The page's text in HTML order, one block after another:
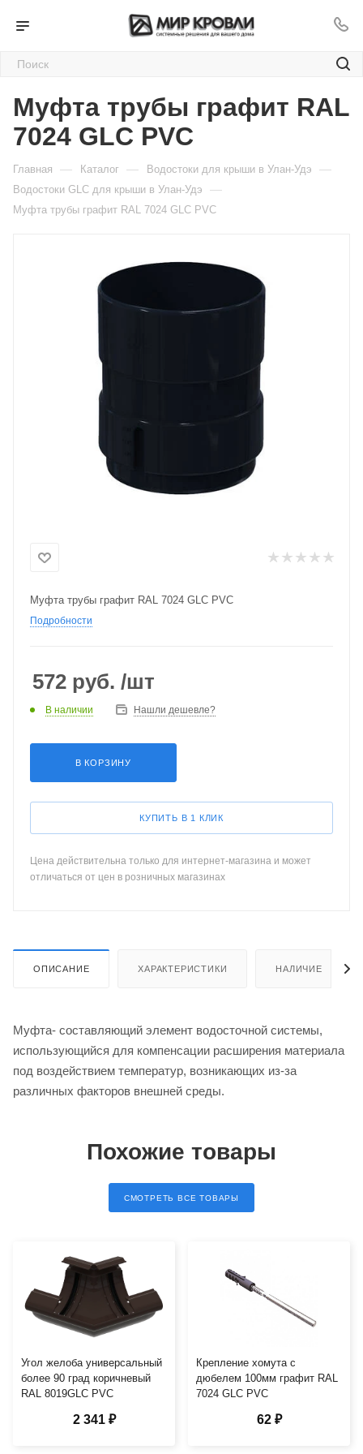
Муфта трубы графит RAL
7024 GLC PVC
Главная — Каталог — Водостоки для крыши в Улан-Удэ —
Водостоки GLC для крыши в Улан-Удэ —
Муфта трубы графит RAL 7024 GLC PVC
Муфта трубы графит RAL 7024 GLC PVC
Подробности
572 руб. /шт
В наличии Нашли дешевле?
В КОРЗИНУ
КУПИТЬ В 1 КЛИК
Цена действительна только для интернет-магазина и может
отличаться от цен в розничных магазинах
ОПИСАНИЕ ХАРАКТЕРИСТИКИ НАЛИЧИЕ
Муфта- составляющий элемент водосточной системы,
использующийся для компенсации расширения материала
под воздействием температур, возникающих из-за
различных факторов внешней среды.
Похожие товары
СМОТРЕТЬ ВСЕ ТОВАРЫ
Угол желоба универсальный
более 90 град коричневый
RAL 8019GLC PVC
2 341 ₽
Крепление хомута с
дюбелем 100мм графит RAL
7024 GLC PVC
62 ₽